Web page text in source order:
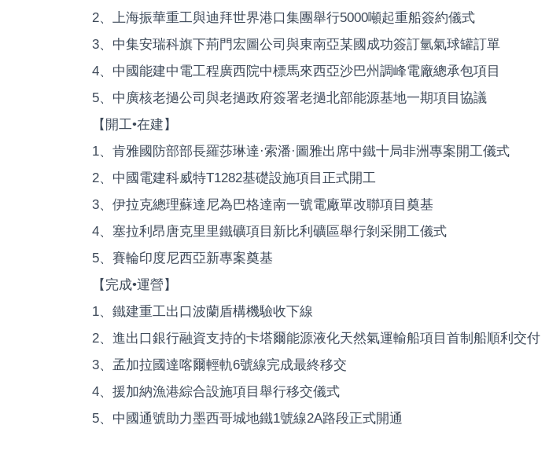
2、上海振華重工與迪拜世界港口集團舉行5000噸起重船簽約儀式
3、中集安瑞科旗下荊門宏圖公司與東南亞某國成功簽訂氫氣球罐訂單
4、中國能建中電工程廣西院中標馬來西亞沙巴州調峰電廠總承包項目
5、中廣核老撾公司與老撾政府簽署老撾北部能源基地一期項目協議
【開工•在建】
1、肯雅國防部部長羅莎琳達·索潘·圖雅出席中鐵十局非洲專案開工儀式
2、中國電建科威特T1282基礎設施項目正式開工
3、伊拉克總理蘇達尼為巴格達南一號電廠單改聯項目奠基
4、塞拉利昂唐克里里鐵礦項目新比利礦區舉行剝采開工儀式
5、賽輪印度尼西亞新專案奠基
【完成•運營】
1、鐵建重工出口波蘭盾構機驗收下線
2、進出口銀行融資支持的卡塔爾能源液化天然氣運輸船項目首制船順利交付
3、孟加拉國達喀爾輕軌6號線完成最終移交
4、援加納漁港綜合設施項目舉行移交儀式
5、中國通號助力墨西哥城地鐵1號線2A路段正式開通